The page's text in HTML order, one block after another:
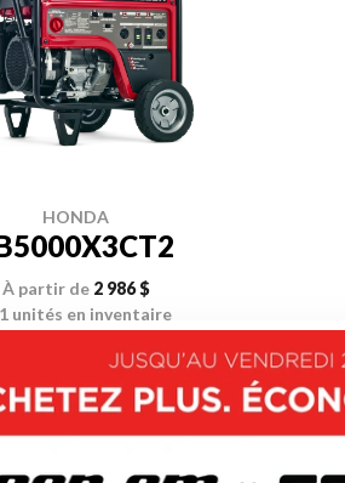
HONDA
À partir de 2 986 $
1 unités en inventaire
CE MODÈLE